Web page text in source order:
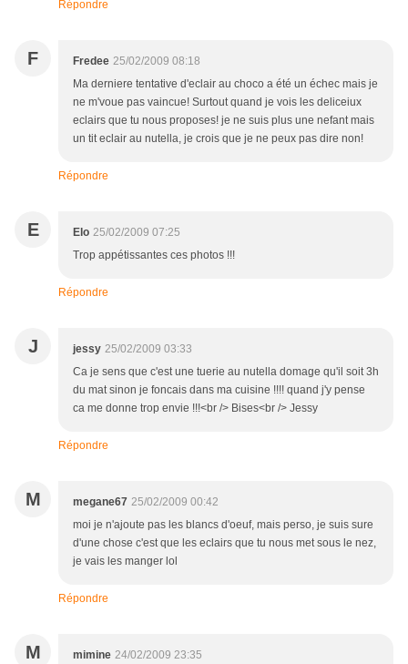
Répondre
F Fredee 25/02/2009 08:18
Ma derniere tentative d'eclair au choco a été un échec mais je
ne m'voue pas vaincue! Surtout quand je vois les deliceiux
eclairs que tu nous proposes! je ne suis plus une nefant mais
un tit eclair au nutella, je crois que je ne peux pas dire non!
Répondre
E Elo 25/02/2009 07:25
Trop appétissantes ces photos !!!
Répondre
J jessy 25/02/2009 03:33
Ca je sens que c'est une tuerie au nutella domage qu'il soit 3h
du mat sinon je foncais dans ma cuisine !!!! quand j'y pense
ca me donne trop envie !!!<br /> Bises<br /> Jessy
Répondre
M megane67 25/02/2009 00:42
moi je n'ajoute pas les blancs d'oeuf, mais perso, je suis sure
d'une chose c'est que les eclairs que tu nous met sous le nez,
je vais les manger lol
Répondre
M mimine 24/02/2009 23:35